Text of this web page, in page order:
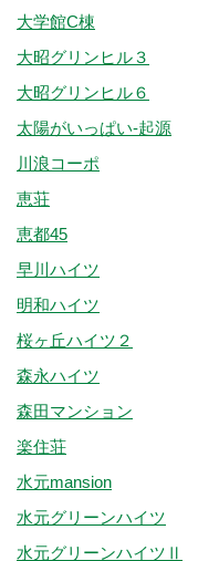
大学館C棟
大昭グリンヒル３
大昭グリンヒル６
太陽がいっぱい-起源
川浪コーポ
恵荘
恵都45
早川ハイツ
明和ハイツ
桜ヶ丘ハイツ２
森永ハイツ
森田マンション
楽住荘
水元mansion
水元グリーンハイツ
水元グリーンハイツⅡ